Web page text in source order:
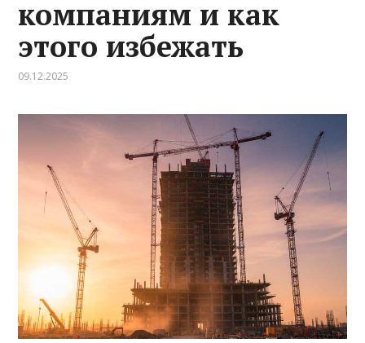
компаниям и как
этого избежать
09.12.2025